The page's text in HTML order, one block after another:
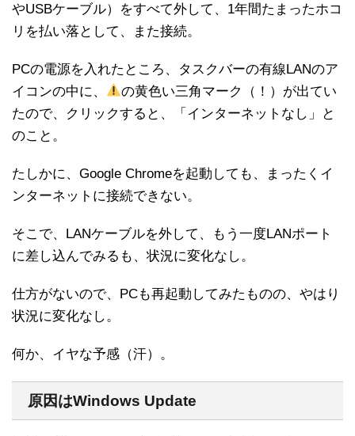
やUSBケーブル）をすべて外して、1年間たまったホコ
リを払い落として、また接続。
PCの電源を入れたところ、タスクバーの有線LANのア
イコンの中に、
の黄色い三角マーク（！）が出てい
たので、クリックすると、「インターネットなし」と
のこと。
たしかに、Google Chromeを起動しても、まったくイ
ンターネットに接続できない。
そこで、LANケーブルを外して、もう一度LANポート
に差し込んでみるも、状況に変化なし。
仕方がないので、PCも再起動してみたものの、やはり
状況に変化なし。
何か、イヤな予感（汗）。
原因はWindows Update